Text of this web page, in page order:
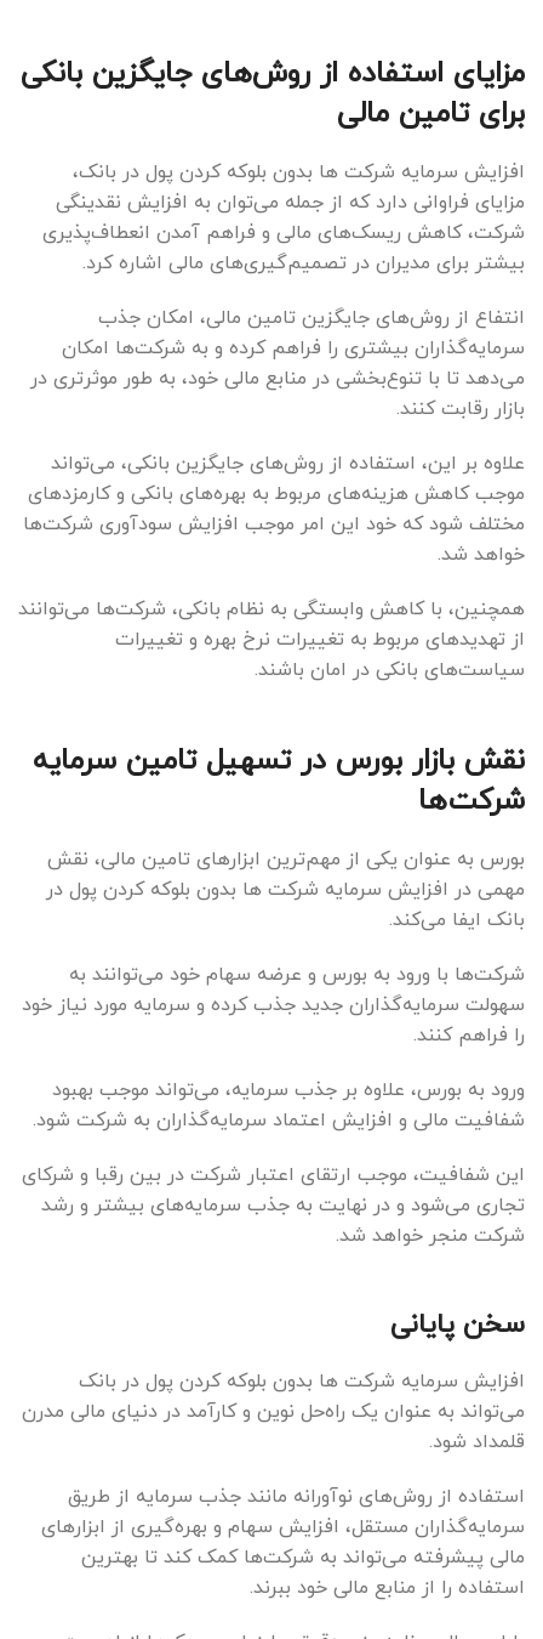
مزایای استفاده از روش‌های جایگزین بانکی
برای تامین مالی
افزایش سرمایه شرکت ها بدون بلوکه کردن پول در بانک،
مزایای فراوانی دارد که از جمله می‌توان به افزایش نقدینگی
شرکت، کاهش ریسک‌های مالی و فراهم آمدن انعطاف‌پذیری
بیشتر برای مدیران در تصمیم‌گیری‌های مالی اشاره کرد.
انتفاع از روش‌های جایگزین تامین مالی، امکان جذب
سرمایه‌گذاران بیشتری را فراهم کرده و به شرکت‌ها امکان
می‌دهد تا با تنوع‌بخشی در منابع مالی خود، به طور موثرتری در
بازار رقابت کنند.
علاوه بر این، استفاده از روش‌های جایگزین بانکی، می‌تواند
موجب کاهش هزینه‌های مربوط به بهره‌های بانکی و کارمزدهای
مختلف شود که خود این امر موجب افزایش سودآوری شرکت‌ها
خواهد شد.
همچنین، با کاهش وابستگی به نظام بانکی، شرکت‌ها می‌توانند
از تهدیدهای مربوط به تغییرات نرخ بهره و تغییرات
سیاست‌های بانکی در امان باشند.
نقش بازار بورس در تسهیل تامین سرمایه
شرکت‌ها
بورس به عنوان یکی از مهم‌ترین ابزارهای تامین مالی، نقش
مهمی در افزایش سرمایه شرکت ها بدون بلوکه کردن پول در
بانک ایفا می‌کند.
شرکت‌ها با ورود به بورس و عرضه سهام خود می‌توانند به
سهولت سرمایه‌گذاران جدید جذب کرده و سرمایه مورد نیاز خود
را فراهم کنند.
ورود به بورس، علاوه بر جذب سرمایه، می‌تواند موجب بهبود
شفافیت مالی و افزایش اعتماد سرمایه‌گذاران به شرکت شود.
این شفافیت، موجب ارتقای اعتبار شرکت در بین رقبا و شرکای
تجاری می‌شود و در نهایت به جذب سرمایه‌های بیشتر و رشد
شرکت منجر خواهد شد.
سخن پایانی
افزایش سرمایه شرکت ها بدون بلوکه کردن پول در بانک
می‌تواند به عنوان یک راه‌حل نوین و کارآمد در دنیای مالی مدرن
قلمداد شود.
استفاده از روش‌های نوآورانه مانند جذب سرمایه از طریق
سرمایه‌گذاران مستقل، افزایش سهام و بهره‌گیری از ابزارهای
مالی پیشرفته می‌تواند به شرکت‌ها کمک کند تا بهترین
استفاده را از منابع مالی خود ببرند.